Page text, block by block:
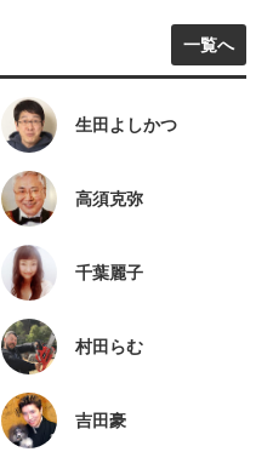
一覧へ
生田よしかつ
高須克弥
千葉麗子
村田らむ
吉田豪